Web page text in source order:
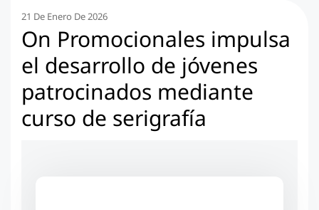
21 De Enero De 2026
On Promocionales impulsa
el desarrollo de jóvenes
patrocinados mediante
curso de serigrafía